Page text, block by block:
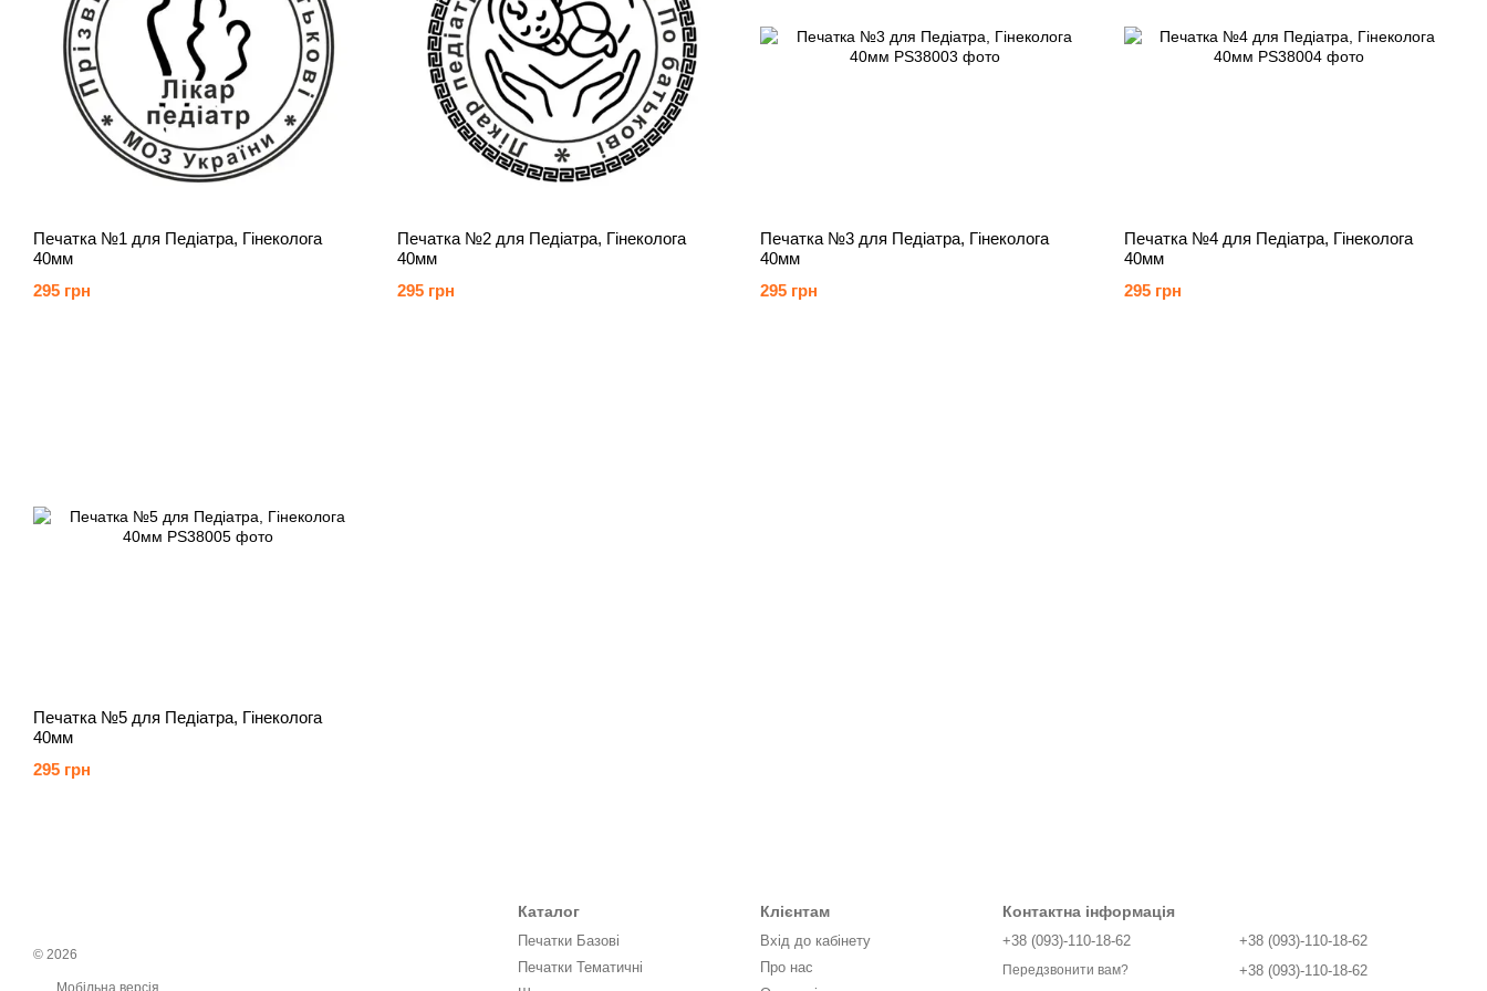
Печатка №1 для Педіатра, Гінеколога
40мм
295 грн
Печатка №2 для Педіатра, Гінеколога
40мм
295 грн
Печатка №3 для Педіатра, Гінеколога
40мм
295 грн
Печатка №4 для Педіатра, Гінеколога
40мм
295 грн
Печатка №5 для Педіатра, Гінеколога
40мм
295 грн
© 2026
Мобільна версія
Каталог
Печатки Базові
Печатки Тематичні
Клієнтам
Вхід до кабінету
Про нас
Контактна інформація
+38 (093)-110-18-62
Передзвонити вам?
+38 (093)-110-18-62
+38 (093)-110-18-62